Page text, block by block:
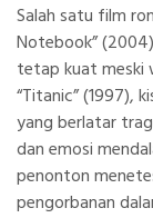
Salah satu film
Notebook” (2004)
tetap kuat meski
“Titanic” (1997),
yang berlatar
dan emosi
penonton
pengorbanan